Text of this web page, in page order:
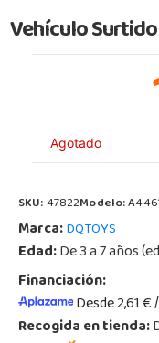
Vehículo
Agotado
SKU:47822Modelo:
Marca:DQTOYS
Edad:De 3 a 7 años
Financiación:
Desde 2,61 €
Recogida en tienda: